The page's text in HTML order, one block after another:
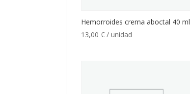
Hemorroides crema aboctal 40 ml
13,00€ / unidad